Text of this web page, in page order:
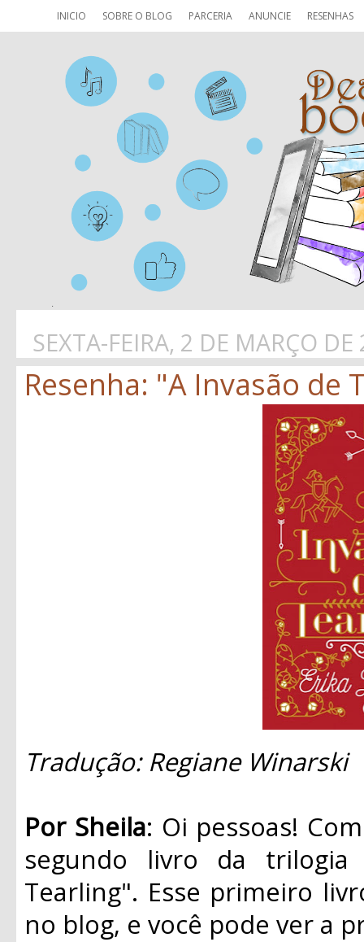
INICIO SOBRE O BLOG PARCERIA ANUNCIE RESENHAS
SEXTA-FEIRA, 2 DE MARÇO DE
Resenha: "A Invasão de
Tradução: Regiane Winarski
Por Sheila: Oi pessoas!
segundo livro da
Tearling". Esse primeiro
no blog, e você pode ver a